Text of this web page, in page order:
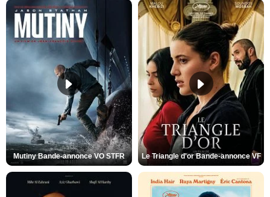
Mutiny Bande-annonce VO STFR Le Triangle d'or Bande-annonce VF